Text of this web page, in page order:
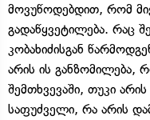
მოვუწოდებდით, რომ
გადაწყვეტილება. რაც
კობახიძისგან
არის ის განზომილება,
შემთხვევაში, თუკი
საფუძველი, რა არის